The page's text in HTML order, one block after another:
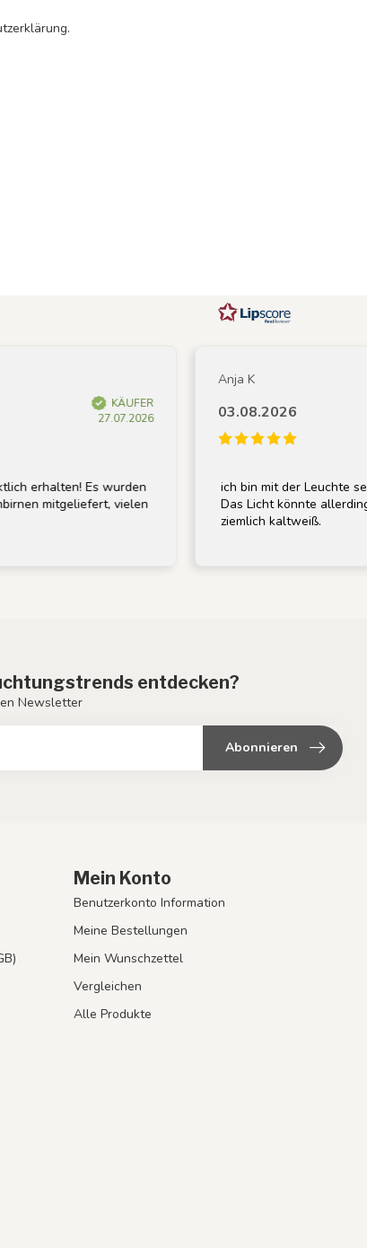
.
KÄUFER
27.07.2026
erhalten! Es wurden
mitgeliefert, vielen
Anja K
03.08.2026
ich bin mit der Leuchte
Das Licht könnte allerdings
ziemlich kaltweiß.
entdecken?
Newsletter
Abonnieren
Mein Konto
Benutzerkonto Information
Meine Bestellungen
Mein Wunschzettel
Vergleichen
Alle Produkte